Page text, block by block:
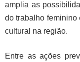
amplia as
do trabalho feminino
cultural na região.
Entre as ações